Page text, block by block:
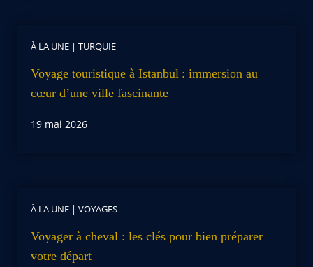
À LA UNE | TURQUIE
Voyage touristique à Istanbul : immersion au
cœur d’une ville fascinante
19 mai 2026
À LA UNE | VOYAGES
Voyager à cheval : les clés pour bien préparer
votre départ